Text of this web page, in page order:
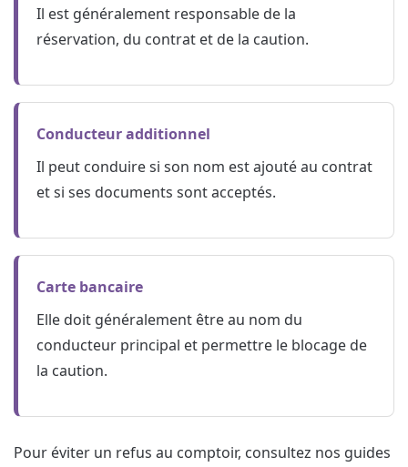
Il est généralement responsable de la
réservation, du contrat et de la caution.
Conducteur additionnel
Il peut conduire si son nom est ajouté au contrat
et si ses documents sont acceptés.
Carte bancaire
Elle doit généralement être au nom du
conducteur principal et permettre le blocage de
la caution.
Pour éviter un refus au comptoir, consultez nos guides